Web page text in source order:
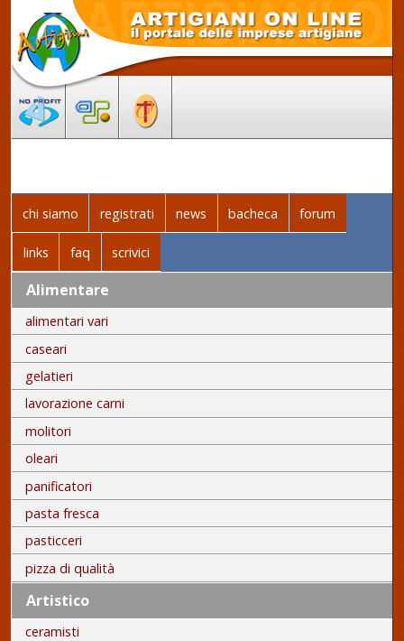
chi siamo registrati news bacheca forum
links faq scrivici
Alimentare
alimentari vari
caseari
gelatieri
lavorazione carni
molitori
oleari
panificatori
pasta fresca
pasticceri
pizza di qualità
Artistico
ceramisti